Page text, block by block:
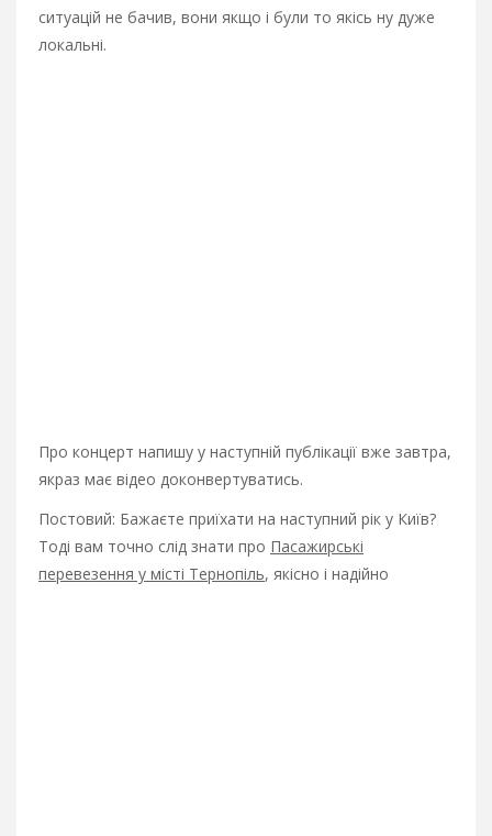
ситуацій не бачив, вони якщо і були то якісь ну дуже
локальні.
Про концерт напишу у наступній публікації вже завтра,
якраз має відео доконвертуватись.
Постовий: Бажаєте приїхати на наступний рік у Київ?
Тоді вам точно слід знати про Пасажирські
перевезення у місті Тернопіль, якісно і надійно